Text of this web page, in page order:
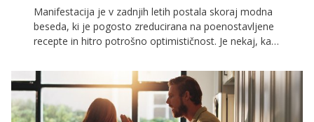
Manifestacija je v zadnjih letih postala skoraj modna
beseda, ki je pogosto zreducirana na poenostavljene
recepte in hitro potrošno optimističnost. Je nekaj, kar
čudežna palčka, ki ti v trenutku uresniči to, kar si želiš.
Ampak tisto, kar ti ne povedo o manifestaciji, je to, da
morajo biti za to izpolnjeni določeni pogoji in
opravljena določena mera osebnostne rasti.